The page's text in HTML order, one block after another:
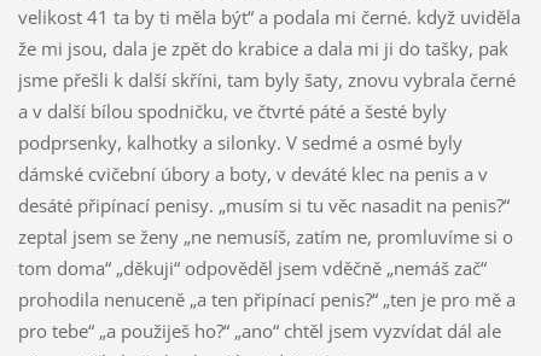
velikost 41 ta by ti měla být“ a podala mi černé. když uviděla
že mi jsou, dala je zpět do krabice a dala mi ji do tašky, pak
jsme přešli k další skříni, tam byly šaty, znovu vybrala černé
a v další bílou spodničku, ve čtvrté páté a šesté byly
podprsenky, kalhotky a silonky. V sedmé a osmé byly
dámské cvičební úbory a boty, v deváté klec na penis a v
desáté připínací penisy. „musím si tu věc nasadit na penis?“
zeptal jsem se ženy „ne nemusíš, zatím ne, promluvíme si o
tom doma“ „děkuji“ odpověděl jsem vděčně „nemáš zač“
prohodila nenuceně „a ten připínací penis?“ „ten je pro mě a
pro tebe“ „a použiješ ho?“ „ano“ chtěl jsem vyzvídat dál ale